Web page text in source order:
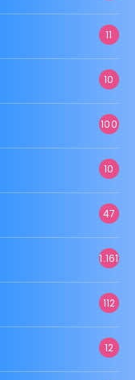
11
10
100
10
47
1.161
112
12